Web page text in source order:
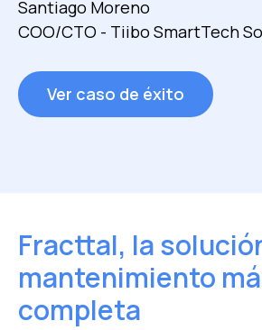
Santiago Moreno
COO/CTO - Tiibo SmartTech
Ver caso de éxito
86%."
Consultora de Transformación
Ortiz
Ver caso de éxito
Fracttal, la
mantenimiento
completa